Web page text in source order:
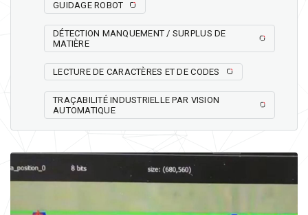
GUIDAGE ROBOT
DÉTECTION MANQUEMENT / SURPLUS DE
MATIÈRE
LECTURE DE CARACTÈRES ET DE CODES
TRAÇABILITÉ INDUSTRIELLE PAR VISION
AUTOMATIQUE